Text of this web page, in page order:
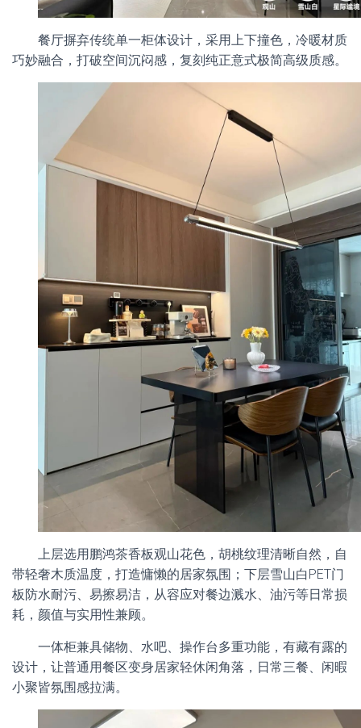
餐厅摒弃传统单一柜体设计，采用上下撞色，冷暖材质
巧妙融合，打破空间沉闷感，复刻纯正意式极简高级质感。
上层选用鹏鸿茶香板观山花色，胡桃纹理清晰自然，自
带轻奢木质温度，打造慵懒的居家氛围；下层雪山白PET门
板防水耐污、易擦易洁，从容应对餐边溅水、油污等日常损
耗，颜值与实用性兼顾。
一体柜兼具储物、水吧、操作台多重功能，有藏有露的
设计，让普通用餐区变身居家轻休闲角落，日常三餐、闲暇
小聚皆氛围感拉满。